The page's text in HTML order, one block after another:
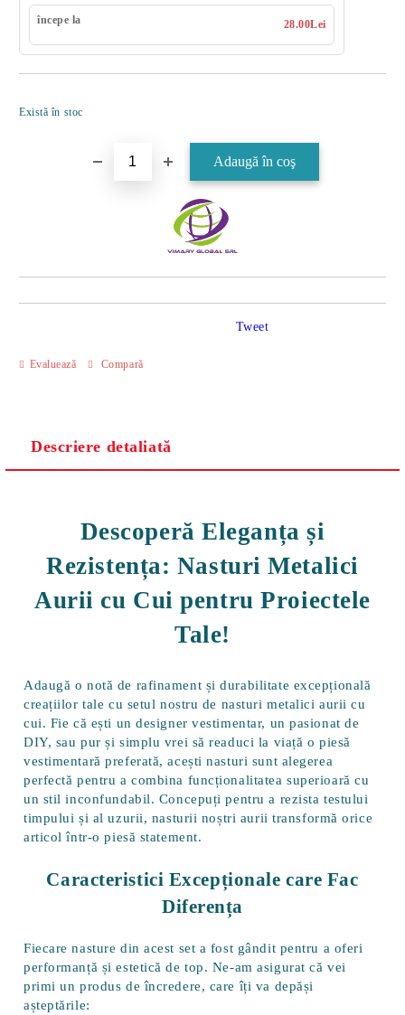
începe la 28.00Lei
Există în stoc
Evaluează Compară
Tweet
Descriere detaliată
Descoperă Eleganța și
Rezistența: Nasturi Metalici
Aurii cu Cui pentru Proiectele
Tale!
Adaugă o notă de rafinament și durabilitate excepțională
creațiilor tale cu setul nostru de nasturi metalici aurii cu
cui. Fie că ești un designer vestimentar, un pasionat de
DIY, sau pur și simplu vrei să readuci la viață o piesă
vestimentară preferată, acești nasturi sunt alegerea
perfectă pentru a combina funcționalitatea superioară cu
un stil inconfundabil. Concepuți pentru a rezista testului
timpului și al uzurii, nasturii noștri aurii transformă orice
articol într-o piesă statement.
Caracteristici Excepționale care Fac
Diferența
Fiecare nasture din acest set a fost gândit pentru a oferi
performanță și estetică de top. Ne-am asigurat că vei
primi un produs de încredere, care îți va depăși
așteptările: